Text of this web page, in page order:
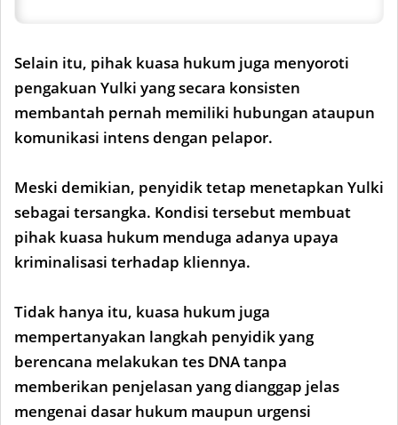
Selain itu, pihak kuasa hukum juga menyoroti
pengakuan Yulki yang secara konsisten
membantah pernah memiliki hubungan ataupun
komunikasi intens dengan pelapor.
Meski demikian, penyidik tetap menetapkan Yulki
sebagai tersangka. Kondisi tersebut membuat
pihak kuasa hukum menduga adanya upaya
kriminalisasi terhadap kliennya.
Tidak hanya itu, kuasa hukum juga
mempertanyakan langkah penyidik yang
berencana melakukan tes DNA tanpa
memberikan penjelasan yang dianggap jelas
mengenai dasar hukum maupun urgensi